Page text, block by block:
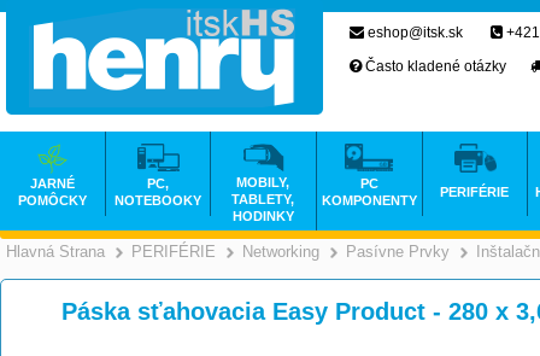
Hlavná Strana PERIFÉRIE Networking Pasívne Prvky
Páska sťahovacia Easy Product - 280 x
eshop@itsk.sk
Často kladené otázky
JARNÉ
POMÔCKY
PC,
NOTEBOOKY
MOBILY,
TABLETY,
HODINKY
PC
KOMPONENTY
PERIFÉRIE